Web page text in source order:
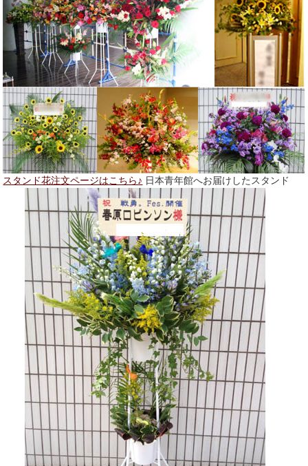
スタンド花注文ページはこちら♪ 日本青年館へお届けしたスタンド